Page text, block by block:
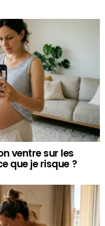
ventre sur les
que je risque ?